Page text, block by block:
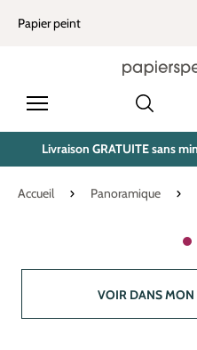
principal
Papier peint
Livraison GRATUITE sans
Accueil Panoramique
VOIR DANS MON